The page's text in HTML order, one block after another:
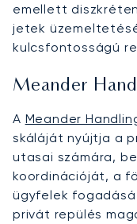
emellett
jetek
kulcsfontosságú
Meander
A Meander
skáláját nyújtja a
utasai számára,
koordinációját, a
ügyfelek
privát repülés